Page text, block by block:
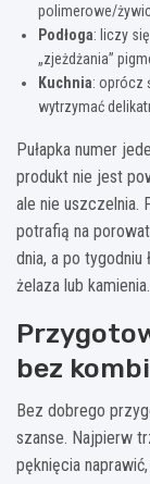
polimerowe/
Podłoga: liczy
„zjeżdżania”
Kuchnia: oprócz
wytrzymać
Pułapka numer
produkt nie jest
ale nie uszczelnia.
potrafią na
dnia, a po tygodniu
żelaza lub kamienia.
bez
Bez dobrego
szanse. Najpierw
pęknięcia